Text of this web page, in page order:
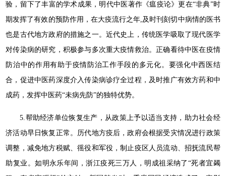
验，留下了丰富的学术成果，明代中医著作《瘟疫论》更在“非典”时
期发挥了有效的预防作用，在大疫流行之年,及时刊刻切中病情的医书
也是古代地方政府的措施之一。近代史上，传统医学吸取了现代医学
对传染病的研究，积极参与多次重大疫情救治。正确看待中医在疫情
防治中的作用有助于疫情防治工作手段的多元化。要强化中西医结
合，促进中医药深度介入传染病诊疗全过程，及时推广有效方药和中
成药，发挥中医药“未病先防”的独特优势。
5.帮助经济单位恢复生产，从政策上予以适当支持，助力社会经
济活动早日恢复正常。历代地方疫后，政府会根据受灾情况进行政策
调整，减免地方税赋、徭役和军役，制止疫区人员流动、招抚流民帮
助复业。如明永乐年间，浙江疫死三万人，明成祖采纳了“死者宜蠲